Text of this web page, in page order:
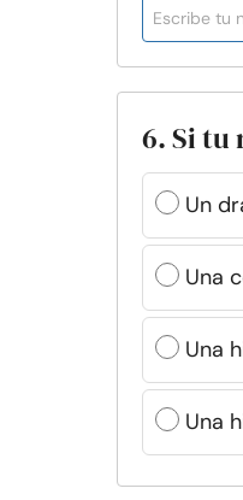
6. Si tu
Un
Una
Una
Una